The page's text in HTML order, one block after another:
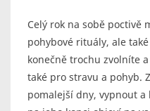
Celý rok na sobě poctivě
pohybové rituály, ale
konečně trochu zvolníte
také pro stravu a pohyb.
pomalejší dny, vypnout a